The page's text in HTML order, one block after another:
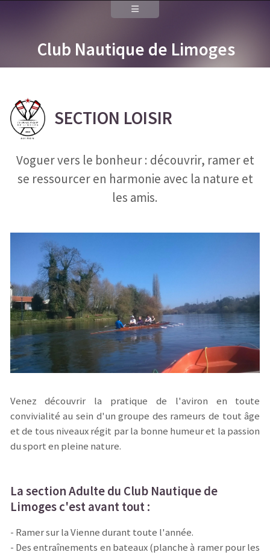
Club Nautique de Limoges
SECTION LOISIR
Voguer vers le bonheur : découvrir, ramer et
se ressourcer en harmonie avec la nature et
les amis.
Venez découvrir la pratique de l'aviron en toute
convivialité au sein d'un groupe des rameurs de tout âge
et de tous niveaux régit par la bonne humeur et la passion
du sport en pleine nature.
La section Adulte du Club Nautique de
Limoges c'est avant tout :
- Ramer sur la Vienne durant toute l'année.
- Des entraînements en bateaux (planche à ramer pour les